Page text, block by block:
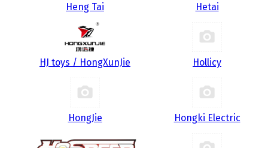
Heng Tai Hetai
HJ toys / HongXunJie Hollicy
HongJie Hongki Electric